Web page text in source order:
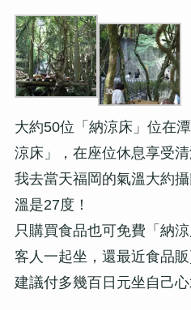
大約50位「納涼床」位在
涼床」，在座位休息享受清
我去當天福岡的氣溫大約
溫是27度！
只購買食品也可免費「納
客人一起坐，還最近食品販
建議付多幾百日元坐自己心